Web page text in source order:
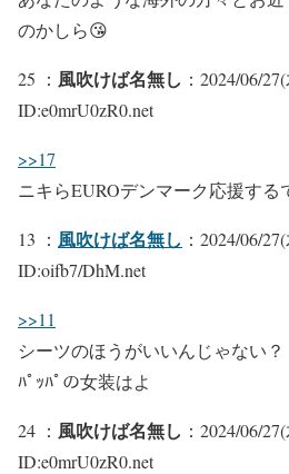
のかしら😘
25 ： 風吹けば名無し ：2024/06/
ID:e0mrU0zR0.net
>>17
ニキらEUROデンマーク応援する
13 ： 風吹けば名無し ：2024/06/
ID:oifb7/DhM.net
>>11
シーツのほうがいいんじゃない？
ﾊﾟｯﾊﾟの女装はよ
24 ： 風吹けば名無し ：2024/06/
ID:e0mrU0zR0.net